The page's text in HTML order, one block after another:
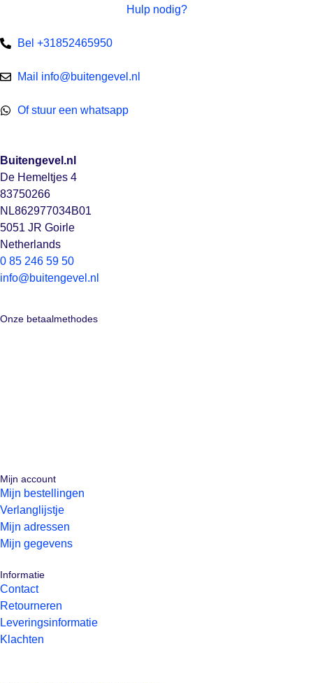
Hulp nodig?
Bel +31852465950
Mail info@buitengevel.nl
Of stuur een whatsapp
Buitengevel.nl
De Hemeltjes 4
83750266
NL862977034B01
5051 JR Goirle
Netherlands
0 85 246 59 50
info@buitengevel.nl
Onze betaalmethodes
Mijn account
Mijn bestellingen
Verlanglijstje
Mijn adressen
Mijn gegevens
Informatie
Contact
Retourneren
Leveringsinformatie
Klachten